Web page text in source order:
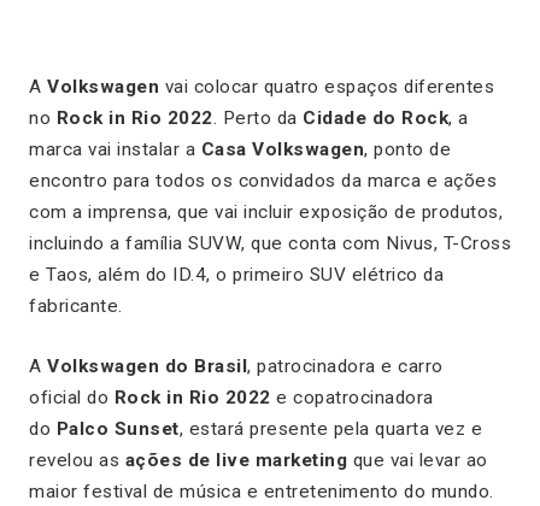
A Volkswagen vai colocar quatro espaços diferentes
no Rock in Rio 2022. Perto da Cidade do Rock, a
marca vai instalar a Casa Volkswagen, ponto de
encontro para todos os convidados da marca e ações
com a imprensa, que vai incluir exposição de produtos,
incluindo a família SUVW, que conta com Nivus, T-Cross
e Taos, além do ID.4, o primeiro SUV elétrico da
fabricante.
A Volkswagen do Brasil, patrocinadora e carro
oficial do Rock in Rio 2022 e copatrocinadora
do Palco Sunset, estará presente pela quarta vez e
revelou as ações de live marketing que vai levar ao
maior festival de música e entretenimento do mundo.